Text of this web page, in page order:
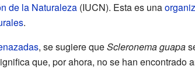
de la Naturaleza(IUCN). Esta es una
.
, se sugiere queScleronema guapa
que, por ahora, no se han